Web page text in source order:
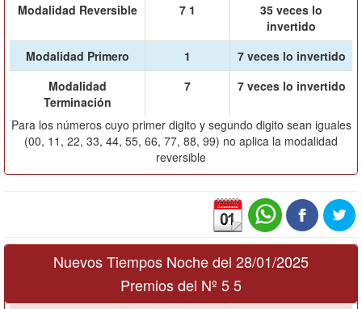
Modalidad Reversible
7 1
35 veces lo
invertido
Modalidad Primero
1
7 veces lo invertido
Modalidad
Terminación
7 7 veces lo invertido
Para los números cuyo primer digito y segundo digito sean iguales
(00, 11, 22, 33, 44, 55, 66, 77, 88, 99) no aplica la modalidad
reversible
Nuevos Tiempos Noche del 28/01/2025
Premios del Nº 5 5